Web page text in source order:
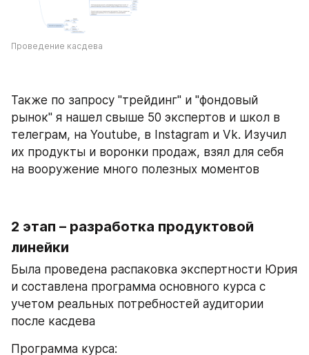
Проведение касдева
Также по запросу "трейдинг" и "фондовый
рынок" я нашел свыше 50 экспертов и школ в
телеграм, на Youtube, в Instagram и Vk. Изучил
их продукты и воронки продаж, взял для себя
на вооружение много полезных моментов
2 этап – разработка продуктовой
линейки
Была проведена распаковка экспертности Юрия
и составлена программа основного курса с
учетом реальных потребностей аудитории
после касдева